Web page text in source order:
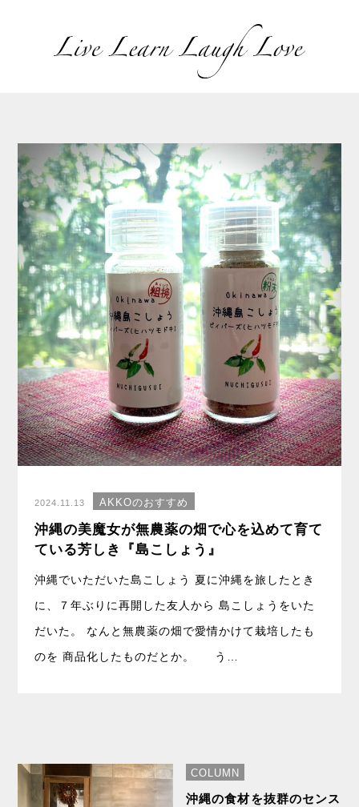
2024.11.13 AKKOのおすすめ
沖縄の美魔女が無農薬の畑で心を込めて育て
ている芳しき『島こしょう』
沖縄でいただいた島こしょう 夏に沖縄を旅したとき
に、７年ぶりに再開した友人から 島こしょうをいた
だいた。 なんと無農薬の畑で愛情かけて栽培したも
のを 商品化したものだとか。 う…
COLUMN
沖縄の食材を抜群のセンス